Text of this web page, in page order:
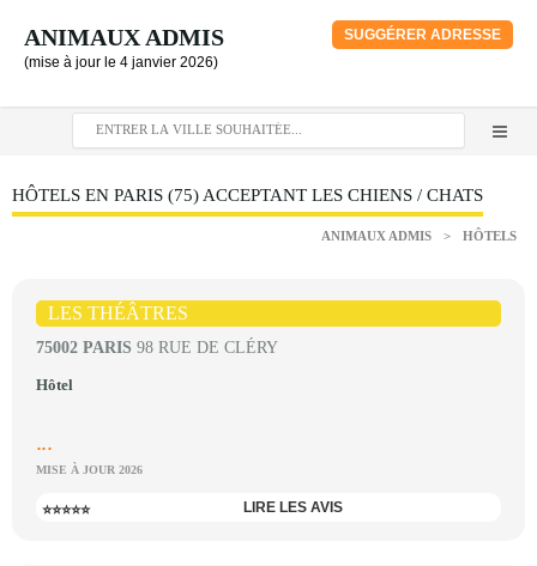
ANIMAUX ADMIS
(mise à jour le 4 janvier 2026)
SUGGÉRER ADRESSE
HÔTELS EN PARIS (75) ACCEPTANT LES CHIENS / CHATS
ANIMAUX ADMIS > HÔTELS
LES THÉÂTRES
75002 PARIS 98 RUE DE CLÉRY
Hôtel
...
MISE À JOUR 2026
⭐⭐⭐⭐⭐ LIRE LES AVIS